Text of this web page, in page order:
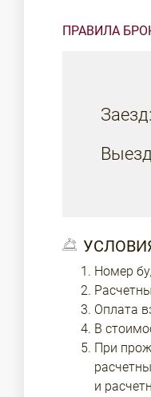
ПРАВИЛА
Номер
Оплата
В
При
и